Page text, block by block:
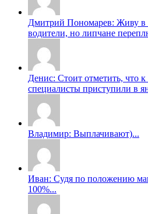
Дмитрий Пономарев: Живу в
водители, но липчане
Денис: Стоит отметить, что к
специалисты приступили в
Владимир: Выплачивают)...
Иван: Судя по положению
100%...